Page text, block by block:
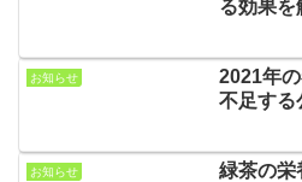
る効果を
お知らせ
2021年
不足する
お知らせ
緑茶の栄